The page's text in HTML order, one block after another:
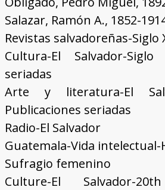
Salazar, Ramón A., 1852-
Revistas salvadoreñas-Siglo
Cultura-El Salvador-Siglo
seriadas
Arte y literatura-El
Publicaciones seriadas
Radio-El Salvador
Guatemala-Vida
Sufragio femenino
Culture-El Salvador-